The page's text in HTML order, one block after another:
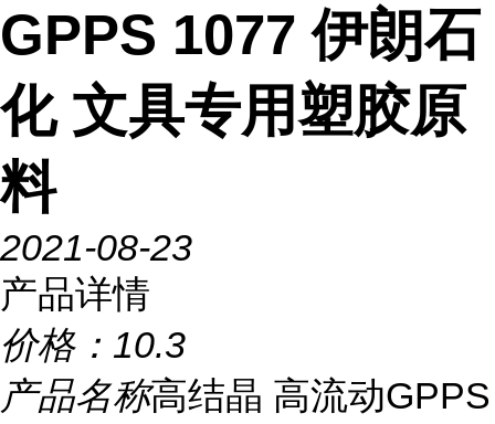
GPPS 1077 伊朗石
化 文具专用塑胶原
料
2021-08-23
产品详情
价格： 10.3
产品名称高结晶 高流动GPPS